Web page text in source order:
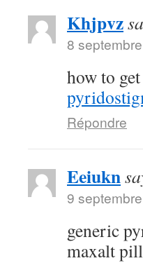
Khjpvz
8
how to
Répondre
Eeiukn
9
generic
maxalt